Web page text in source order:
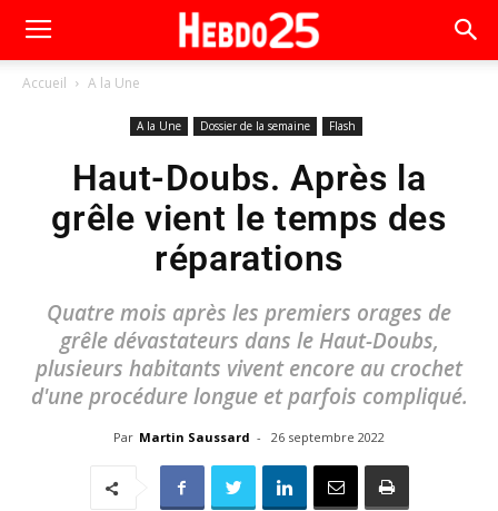
Accueil A la Une
A la Une Dossier de la semaine Flash
Haut-Doubs. Après la
grêle vient le temps des
réparations
Quatre mois après les premiers orages de
grêle dévastateurs dans le Haut-Doubs,
plusieurs habitants vivent encore au crochet
d'une procédure longue et parfois compliqué.
Par Martin Saussard - 26 septembre 2022